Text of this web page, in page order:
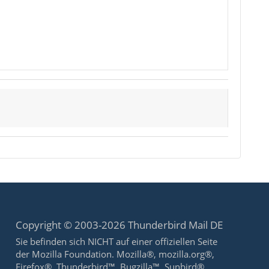
Copyright © 2003-2026 Thunderbird Mail DE
Sie befinden sich NICHT auf einer offiziellen Seite
der Mozilla Foundation. Mozilla®, mozilla.org®,